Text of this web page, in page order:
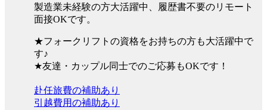
製造業未経験の方大活躍中、履歴書不要のリモート
面接OKです。
★フォークリフトの資格をお持ちの方も大活躍中で
す♪
★友達・カップル同士でのご応募もOKです！
赴任旅費の補助あり
引越費用の補助あり